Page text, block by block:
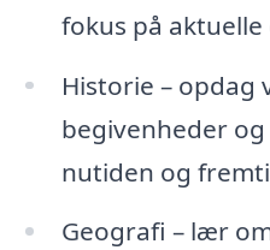
fokus på aktuelle
Historie – opdag
begivenheder
nutiden og
Geografi – lær